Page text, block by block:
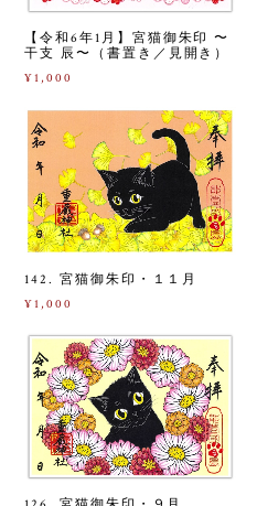
【令和6年1月】宮猫御朱印 〜
干支 辰〜（書置き／見開き）
¥1,000
142. 宮猫御朱印・１１月
¥1,000